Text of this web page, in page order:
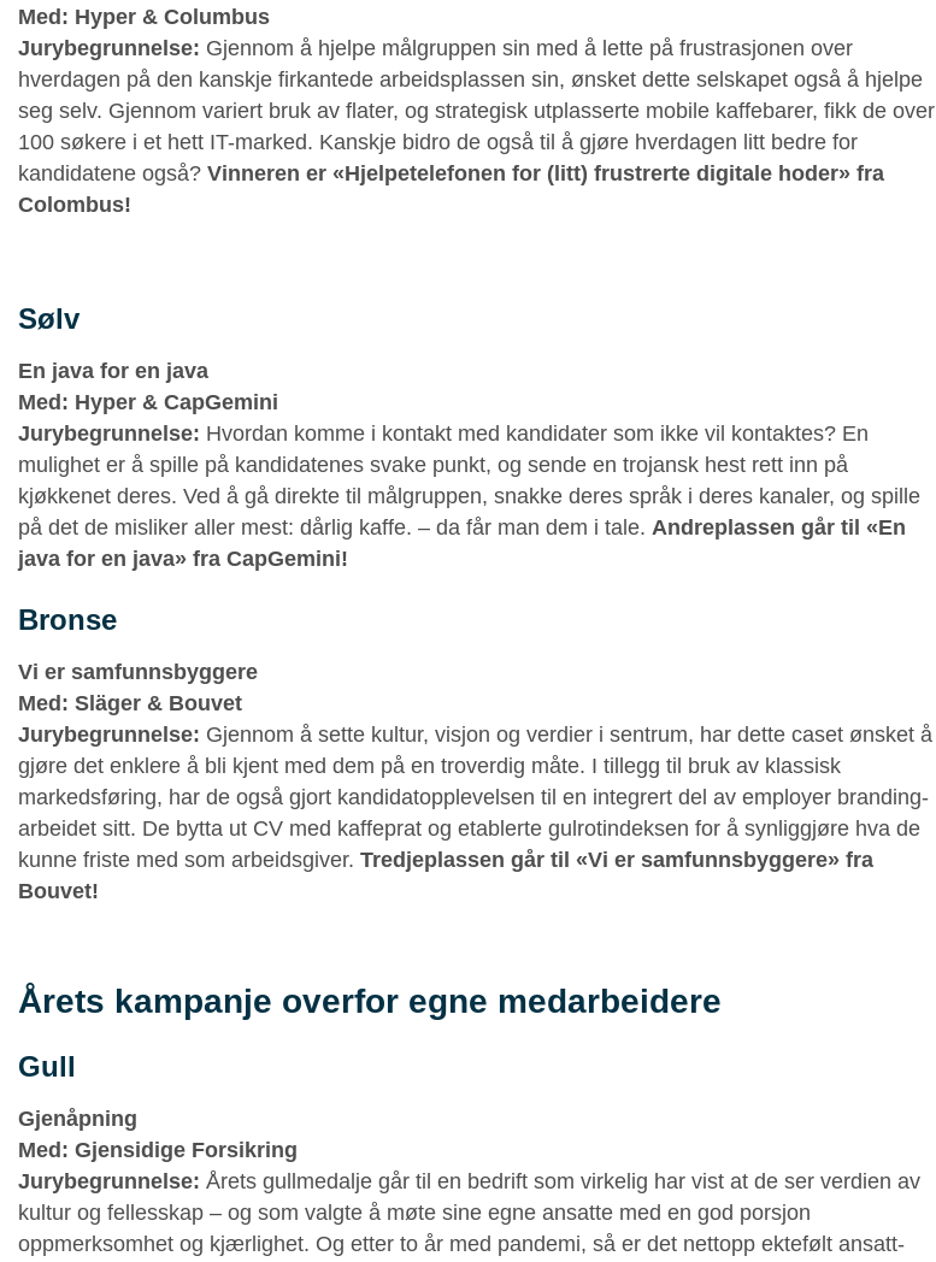
Med: Hyper & Columbus
Jurybegrunnelse: Gjennom å hjelpe målgruppen sin med å lette på frustrasjonen over
hverdagen på den kanskje firkantede arbeidsplassen sin, ønsket dette selskapet også å hjelpe
seg selv. Gjennom variert bruk av flater, og strategisk utplasserte mobile kaffebarer, fikk de over
100 søkere i et hett IT-marked. Kanskje bidro de også til å gjøre hverdagen litt bedre for
kandidatene også? Vinneren er «Hjelpetelefonen for (litt) frustrerte digitale hoder» fra
Colombus!
Sølv
En java for en java
Med: Hyper & CapGemini
Jurybegrunnelse: Hvordan komme i kontakt med kandidater som ikke vil kontaktes? En
mulighet er å spille på kandidatenes svake punkt, og sende en trojansk hest rett inn på
kjøkkenet deres. Ved å gå direkte til målgruppen, snakke deres språk i deres kanaler, og spille
på det de misliker aller mest: dårlig kaffe. – da får man dem i tale. Andreplassen går til «En
java for en java» fra CapGemini!
Bronse
Vi er samfunnsbyggere
Med: Släger & Bouvet
Jurybegrunnelse: Gjennom å sette kultur, visjon og verdier i sentrum, har dette caset ønsket å
gjøre det enklere å bli kjent med dem på en troverdig måte. I tillegg til bruk av klassisk
markedsføring, har de også gjort kandidatopplevelsen til en integrert del av employer branding-
arbeidet sitt. De bytta ut CV med kaffeprat og etablerte gulrotindeksen for å synliggjøre hva de
kunne friste med som arbeidsgiver. Tredjeplassen går til «Vi er samfunnsbyggere» fra
Bouvet!
Årets kampanje overfor egne medarbeidere
Gull
Gjenåpning
Med: Gjensidige Forsikring
Jurybegrunnelse: Årets gullmedalje går til en bedrift som virkelig har vist at de ser verdien av
kultur og fellesskap – og som valgte å møte sine egne ansatte med en god porsjon
oppmerksomhet og kjærlighet. Og etter to år med pandemi, så er det nettopp ektefølt ansatt-